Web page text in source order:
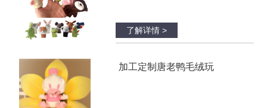
了解详情 >
加工定制唐老鸭毛绒玩